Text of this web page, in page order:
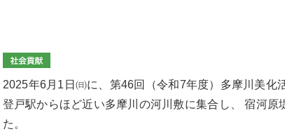
2025年6月1日㈰に、第46回（令和7年度）多摩川美化
登戸駅からほど近い多摩川の河川敷に集合し、 宿河
た。